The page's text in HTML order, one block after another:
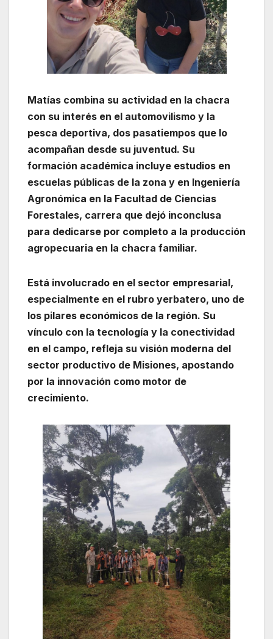
Matías combina su actividad en la chacra
con su interés en el automovilismo y la
pesca deportiva, dos pasatiempos que lo
acompañan desde su juventud. Su
formación académica incluye estudios en
escuelas públicas de la zona y en Ingeniería
Agronómica en la Facultad de Ciencias
Forestales, carrera que dejó inconclusa
para dedicarse por completo a la producción
agropecuaria en la chacra familiar.
Está involucrado en el sector empresarial,
especialmente en el rubro yerbatero, uno de
los pilares económicos de la región. Su
vínculo con la tecnología y la conectividad
en el campo, refleja su visión moderna del
sector productivo de Misiones, apostando
por la innovación como motor de
crecimiento.